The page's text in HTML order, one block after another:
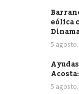
eólica
5
5